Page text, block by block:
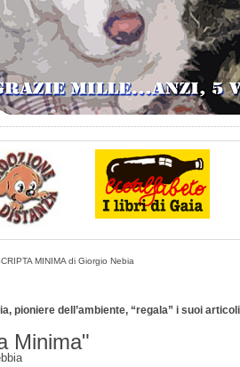
MINIMA di Giorgio Nebia
pioniere dell’ambiente, “regala” i suoi
Minima"